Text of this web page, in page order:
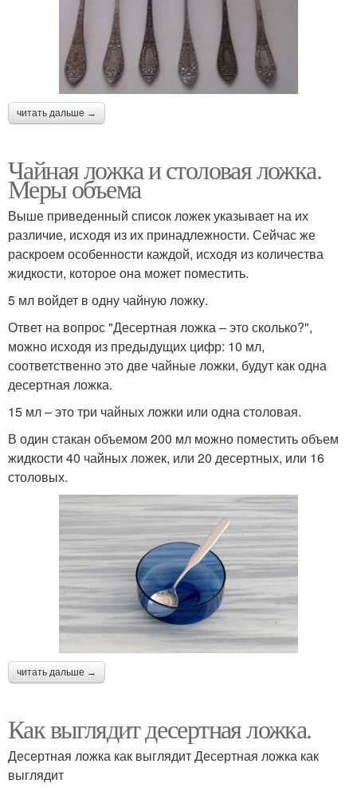
читать дальше →
Чайная ложка и столовая ложка.
Меры объема
Выше приведенный список ложек указывает на их
различие, исходя из их принадлежности. Сейчас же
раскроем особенности каждой, исходя из количества
жидкости, которое она может поместить.
5 мл войдет в одну чайную ложку.
Ответ на вопрос "Десертная ложка – это сколько?",
можно исходя из предыдущих цифр: 10 мл,
соответственно это две чайные ложки, будут как одна
десертная ложка.
15 мл – это три чайных ложки или одна столовая.
В один стакан объемом 200 мл можно поместить объем
жидкости 40 чайных ложек, или 20 десертных, или 16
столовых.
читать дальше →
Как выглядит десертная ложка.
Десертная ложка как выглядит Десертная ложка как
выглядит